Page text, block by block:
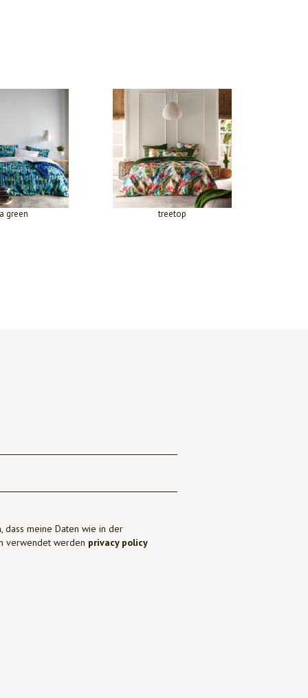
green treetop
dass meine Daten wie in der
verwendet werden privacy policy